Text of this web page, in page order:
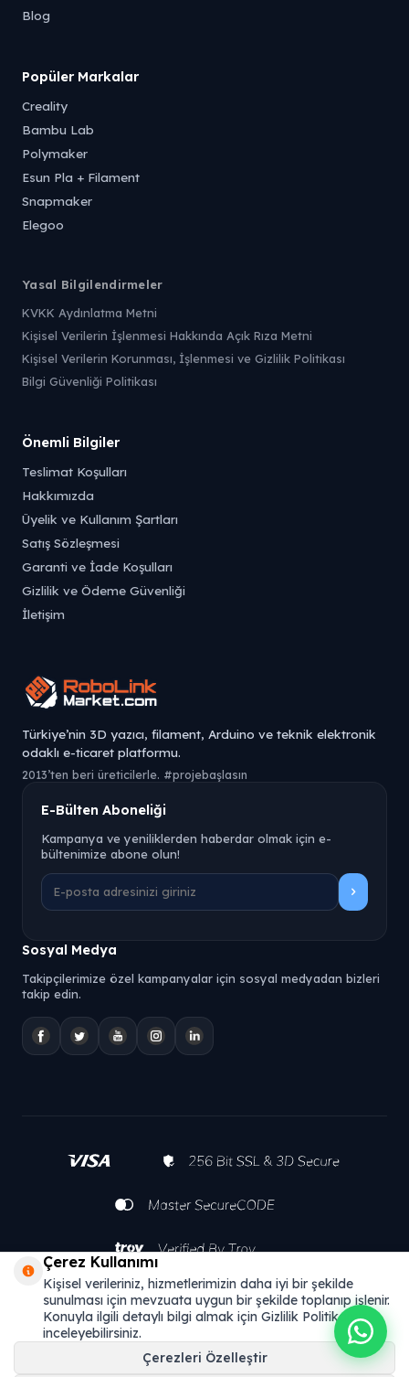
Blog
Popüler Markalar
Creality
Bambu Lab
Polymaker
Esun Pla + Filament
Snapmaker
Elegoo
Yasal Bilgilendirmeler
KVKK Aydınlatma Metni
Kişisel Verilerin İşlenmesi Hakkında Açık Rıza Metni
Kişisel Verilerin Korunması, İşlenmesi ve Gizlilik Politikası
Bilgi Güvenliği Politikası
Önemli Bilgiler
Teslimat Koşulları
Hakkımızda
Üyelik ve Kullanım Şartları
Satış Sözleşmesi
Garanti ve İade Koşulları
Gizlilik ve Ödeme Güvenliği
İletişim
Türkiye’nin 3D yazıcı, filament, Arduino ve teknik elektronik
odaklı e-ticaret platformu.
2013’ten beri üreticilerle. #projebaşlasın
E-Bülten Aboneliği
Kampanya ve yeniliklerden haberdar olmak için e-
bültenimize abone olun!
Sosyal Medya
Takipçilerimize özel kampanyalar için sosyal medyadan bizleri
takip edin.
Çerez Kullanımı
Kişisel verileriniz, hizmetlerimizin daha iyi bir şekilde
sunulması için mevzuata uygun bir şekilde toplanıp işlenir.
Konuyla ilgili detaylı bilgi almak için Gizlilik Politikamızı
inceleyebilirsiniz.
Çerezleri Özelleştir